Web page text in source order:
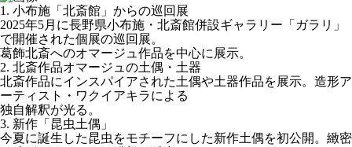
1. 小布施「北斎館」からの巡回展
2025年5月に長野県小布施・北斎館併設ギャラリー「ガラリ」
で開催された個展の巡回展。
葛飾北斎へのオマージュ作品を中心に展示。
2. 北斎作品オマージュの土偶・土器
北斎作品にインスパイアされた土偶や土器作品を展示。造形ア
ーティスト・ワクイアキラによる
独自解釈が光る。
3. 新作「昆虫土偶」
今夏に誕生した昆虫をモチーフにした新作土偶を初公開。緻密